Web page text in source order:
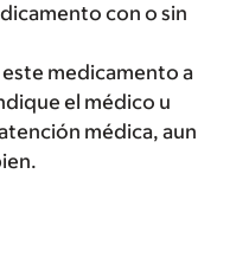
con o sin
medicamento a
el médico u
médica, aun